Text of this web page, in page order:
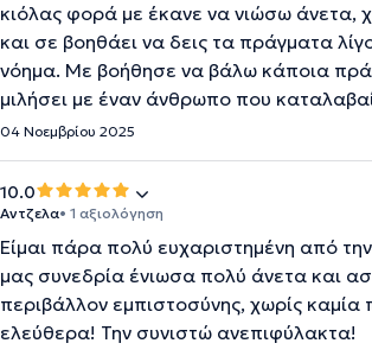
κιόλας φορά με έκανε να νιώσω άνετα,
και σε βοηθάει να δεις τα πράγματα
νόημα. Με βοήθησε να βάλω κάποια
μιλήσει με έναν άνθρωπο που
04 Νοεμβρίου 2025
10.0
Αντζελα• 1 αξιολόγηση
Είμαι πάρα πολύ ευχαριστημένη από
μας συνεδρία ένιωσα πολύ άνετα και
περιβάλλον εμπιστοσύνης, χωρίς
ελεύθερα! Την συνιστώ ανεπιφύλακτα!